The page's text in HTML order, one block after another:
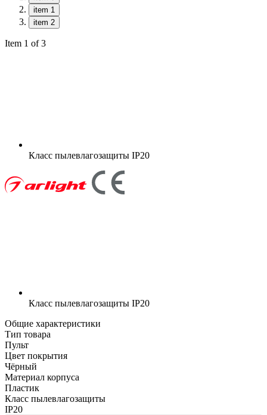
item 1
item 2
Item 1 of 3
Класс пылевлагозащиты IP20
Класс пылевлагозащиты IP20
Общие характеристики
Тип товара
Пульт
Цвет покрытия
Чёрный
Материал корпуса
Пластик
Класс пылевлагозащиты
IP20